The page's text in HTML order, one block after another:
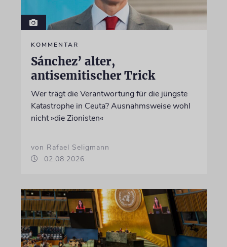
KOMMENTAR
Sánchez’ alter,
antisemitischer Trick
Wer trägt die Verantwortung für die jüngste
Katastrophe in Ceuta? Ausnahmsweise wohl
nicht »die Zionisten«
von Rafael Seligmann
02.08.2026